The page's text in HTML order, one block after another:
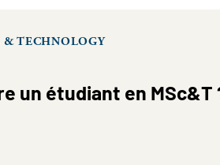
& TECHNOLOGY
un étudiant en MSc&T